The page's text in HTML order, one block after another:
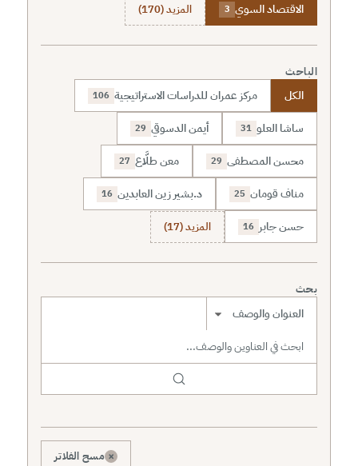
الاقتصاد السوي 3 المزيد (170)
الباحث
الكل مركز عمران للدراسات الاستراتيجية 106
ساشا العلو 31 أيمن الدسوقي 29
محسن المصطفى 29 معن طلَّاع 27
مناف قومان 25 د.بشير زين العابدين 16
حسن جابر 16 المزيد (17)
بحث
نطاق البحث
× مسح الفلاتر